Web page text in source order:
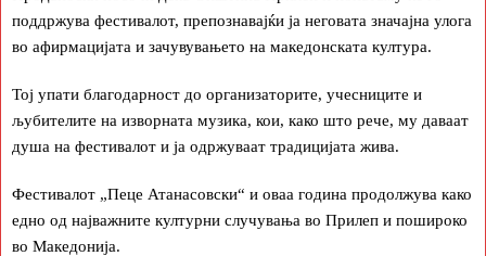
поддржува фестивалот, препознавајќи ја неговата значајна улога
во афирмацијата и зачувувањето на македонската култура.
Тој упати благодарност до организаторите, учесниците и
љубителите на изворната музика, кои, како што рече, му даваат
душа на фестивалот и ја одржуваат традицијата жива.
Фестивалот „Пеце Атанасовски“ и оваа година продолжува како
едно од најважните културни случувања во Прилеп и пошироко
во Македонија.